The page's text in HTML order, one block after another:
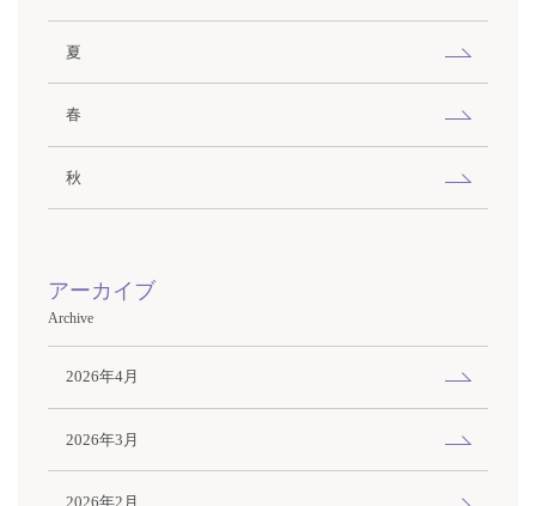
夏
春
秋
アーカイブ
Archive
2026年4月
2026年3月
2026年2月